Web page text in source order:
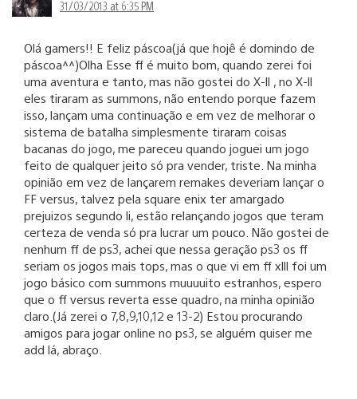
31/03/2013 at 6:35 PM
Olá gamers!! E feliz páscoa(já que hojê é domindo de
páscoa^^)Olha Esse ff é muito bom, quando zerei foi
uma aventura e tanto, mas não gostei do X-ll , no X-ll
eles tiraram as summons, não entendo porque fazem
isso, lançam uma continuação e em vez de melhorar o
sistema de batalha simplesmente tiraram coisas
bacanas do jogo, me pareceu quando joguei um jogo
feito de qualquer jeito só pra vender, triste. Na minha
opinião em vez de lançarem remakes deveriam lançar o
FF versus, talvez pela square enix ter amargado
prejuizos segundo li, estão relançando jogos que teram
certeza de venda só pra lucrar um pouco. Não gostei de
nenhum ff de ps3, achei que nessa geração ps3 os ff
seriam os jogos mais tops, mas o que vi em ff xlll foi um
jogo básico com summons muuuuito estranhos, espero
que o ff versus reverta esse quadro, na minha opinião
claro.(Já zerei o 7,8,9,10,12 e 13-2) Estou procurando
amigos para jogar online no ps3, se alguém quiser me
add lá, abraço.